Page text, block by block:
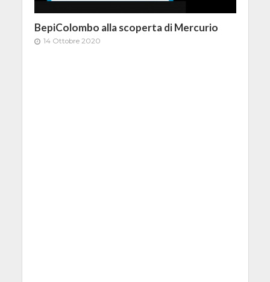
BepiColombo alla scoperta di Mercurio
14 Ottobre 2020